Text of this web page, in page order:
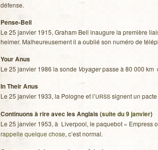
défense.
Pense-Bell
Le 25 jan­vier 1915, Gra­ham Bell inau­gure la pre­mière
hei­mer. Mal­heu­reu­se­ment il a oublié son numéro de
Your Anus
Le 25 jan­vier 1986 la sonde Voya­gerpasse à 80 000 km
In Their Anus
Le 25 jan­vier 1933, la Pologne et l’URSSsignent un
Conti­nuons à rire avec les Anglais (suite du 9 jan­vier)
Le 25 jan­vier 1953, à Liver­pool, le paque­bot « Empress
rap­pelle quelque chose, c’est normal.